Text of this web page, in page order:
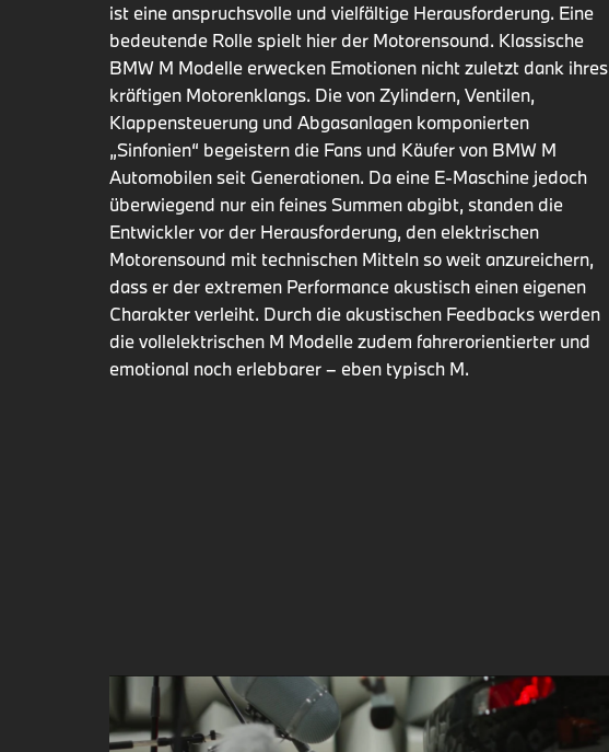
ist eine anspruchsvolle und vielfältige Herausforderung. Eine
bedeutende Rolle spielt hier der Motorensound. Klassische
BMW M Modelle erwecken Emotionen nicht zuletzt dank ihres
kräftigen Motorenklangs. Die von Zylindern, Ventilen,
Klappensteuerung und Abgasanlagen komponierten
„Sinfonien“ begeistern die Fans und Käufer von BMW M
Automobilen seit Generationen. Da eine E-Maschine jedoch
überwiegend nur ein feines Summen abgibt, standen die
Entwickler vor der Herausforderung, den elektrischen
Motorensound mit technischen Mitteln so weit anzureichern,
dass er der extremen Performance akustisch einen eigenen
Charakter verleiht. Durch die akustischen Feedbacks werden
die vollelektrischen M Modelle zudem fahrerorientierter und
emotional noch erlebbarer – eben typisch M.